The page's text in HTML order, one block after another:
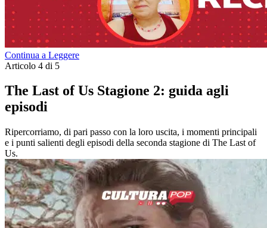
Continua a Leggere
Articolo 4 di 5
The Last of Us Stagione 2: guida agli
episodi
Ripercorriamo, di pari passo con la loro uscita, i momenti principali
e i punti salienti degli episodi della seconda stagione di The Last of
Us.